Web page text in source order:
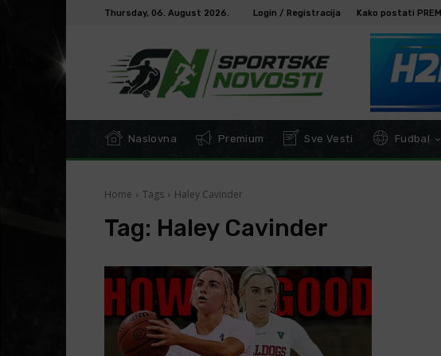
Thursday, 06. August 2026. Login / Registracija Kako postati
Naslovna Premium Sve Vesti Fudbal
Home Tags Haley Cavinder
Tag: Haley Cavinder